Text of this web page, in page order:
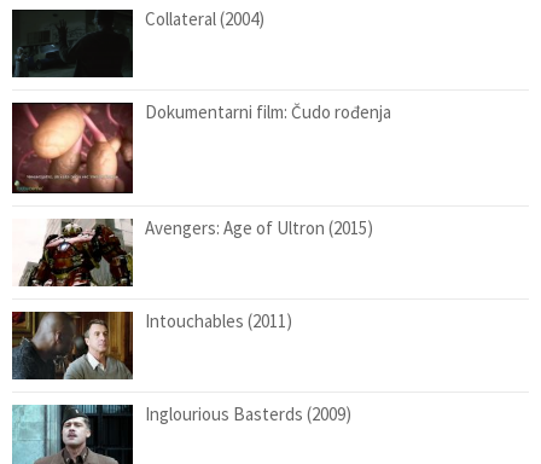
Collateral (2004)
Dokumentarni film: Čudo rođenja
Avengers: Age of Ultron (2015)
Intouchables (2011)
Inglourious Basterds (2009)